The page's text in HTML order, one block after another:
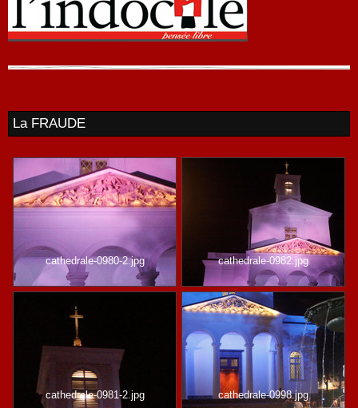
La FRAUDE
cathedrale-0980-2.jpg cathedrale-0982.jpg
cathedrale-0981-2.jpg cathedrale-0998.jpg